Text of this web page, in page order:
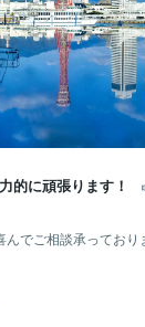
的に頑張ります！
んでご相談承ってお